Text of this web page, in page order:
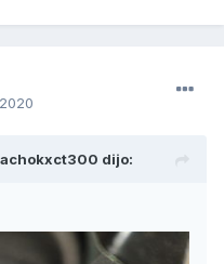
lo intente dejar más
dijo: